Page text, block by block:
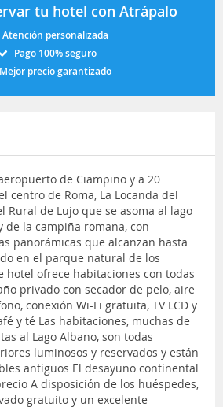
tu hotel con Atrápalo
Atención personalizada
Pago 100% seguro
Mejor precio garantizado
de Ciampino y a 20
centro de Roma, La Locanda del
Rural de Lujo que se asoma al lago
de la campiña romana, con
panorámicas que alcanzan hasta
en el parque natural de los
hotel ofrece habitaciones con todas
privado con secador de pelo, aire
conexión Wi-Fi gratuita, TV LCD y
y té Las habitaciones, muchas de
al Lago Albano, son todas
luminosos y reservados y están
antiguos El desayuno continental
A disposición de los huéspedes,
gratuito y un excelente